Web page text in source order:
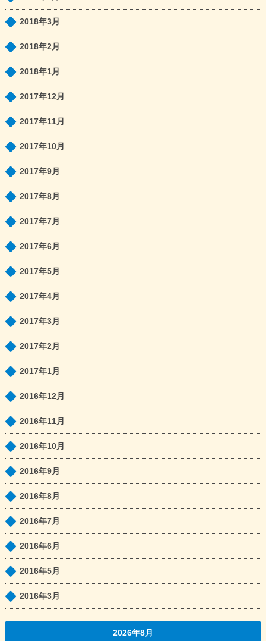
2018年3月
2018年2月
2018年1月
2017年12月
2017年11月
2017年10月
2017年9月
2017年8月
2017年7月
2017年6月
2017年5月
2017年4月
2017年3月
2017年2月
2017年1月
2016年12月
2016年11月
2016年10月
2016年9月
2016年8月
2016年7月
2016年6月
2016年5月
2016年3月
2026年8月